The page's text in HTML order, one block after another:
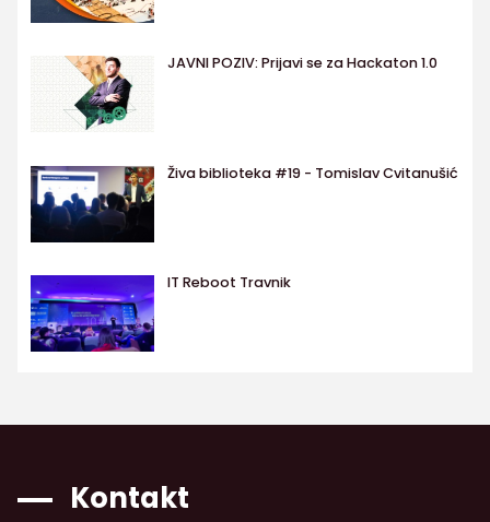
JAVNI POZIV: Prijavi se za Hackaton 1.0
Živa biblioteka #19 - Tomislav Cvitanušić
IT Reboot Travnik
Kontakt